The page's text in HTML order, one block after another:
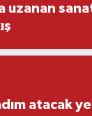
uzanan
atacak